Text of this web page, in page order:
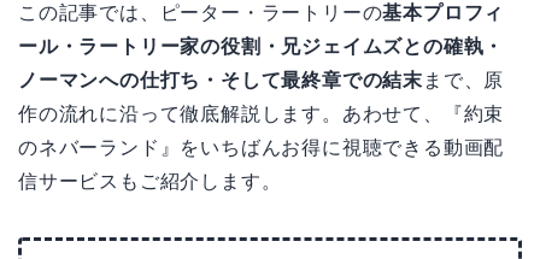
この記事では、ピーター・ラートリーの基本プロフィ
ール・ラートリー家の役割・兄ジェイムズとの確執・
ノーマンへの仕打ち・そして最終章での結末 まで、原
作の流れに沿って徹底解説します。あわせて、『約束
のネバーランド』をいちばんお得に視聴できる動画配
信サービスもご紹介します。